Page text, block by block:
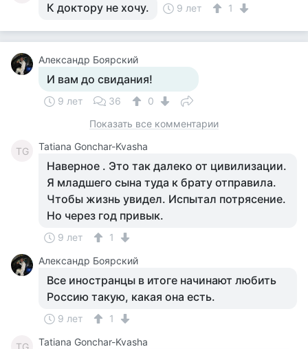
К доктору не хочу. 9 лет 1
Александр Боярский
И вам до свидания!
9 лет 36
0
Показать все комментарии
TG Tatiana Gonchar-Kvasha
Наверное . Это так далеко от цивилизации.
Я младшего сына туда к брату отправила.
Чтобы жизнь увидел. Испытал потрясение.
Но через год привык.
9 лет
1
Александр Боярский
Все иностранцы в итоге начинают любить
Россию такую, какая она есть.
9 лет 1
TG Tatiana Gonchar-Kvasha